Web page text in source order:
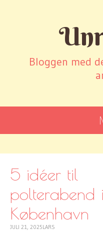
Bloggen med
CONTENT
5 idéer til
polterabend i
København
JULI 21, 2025LARS